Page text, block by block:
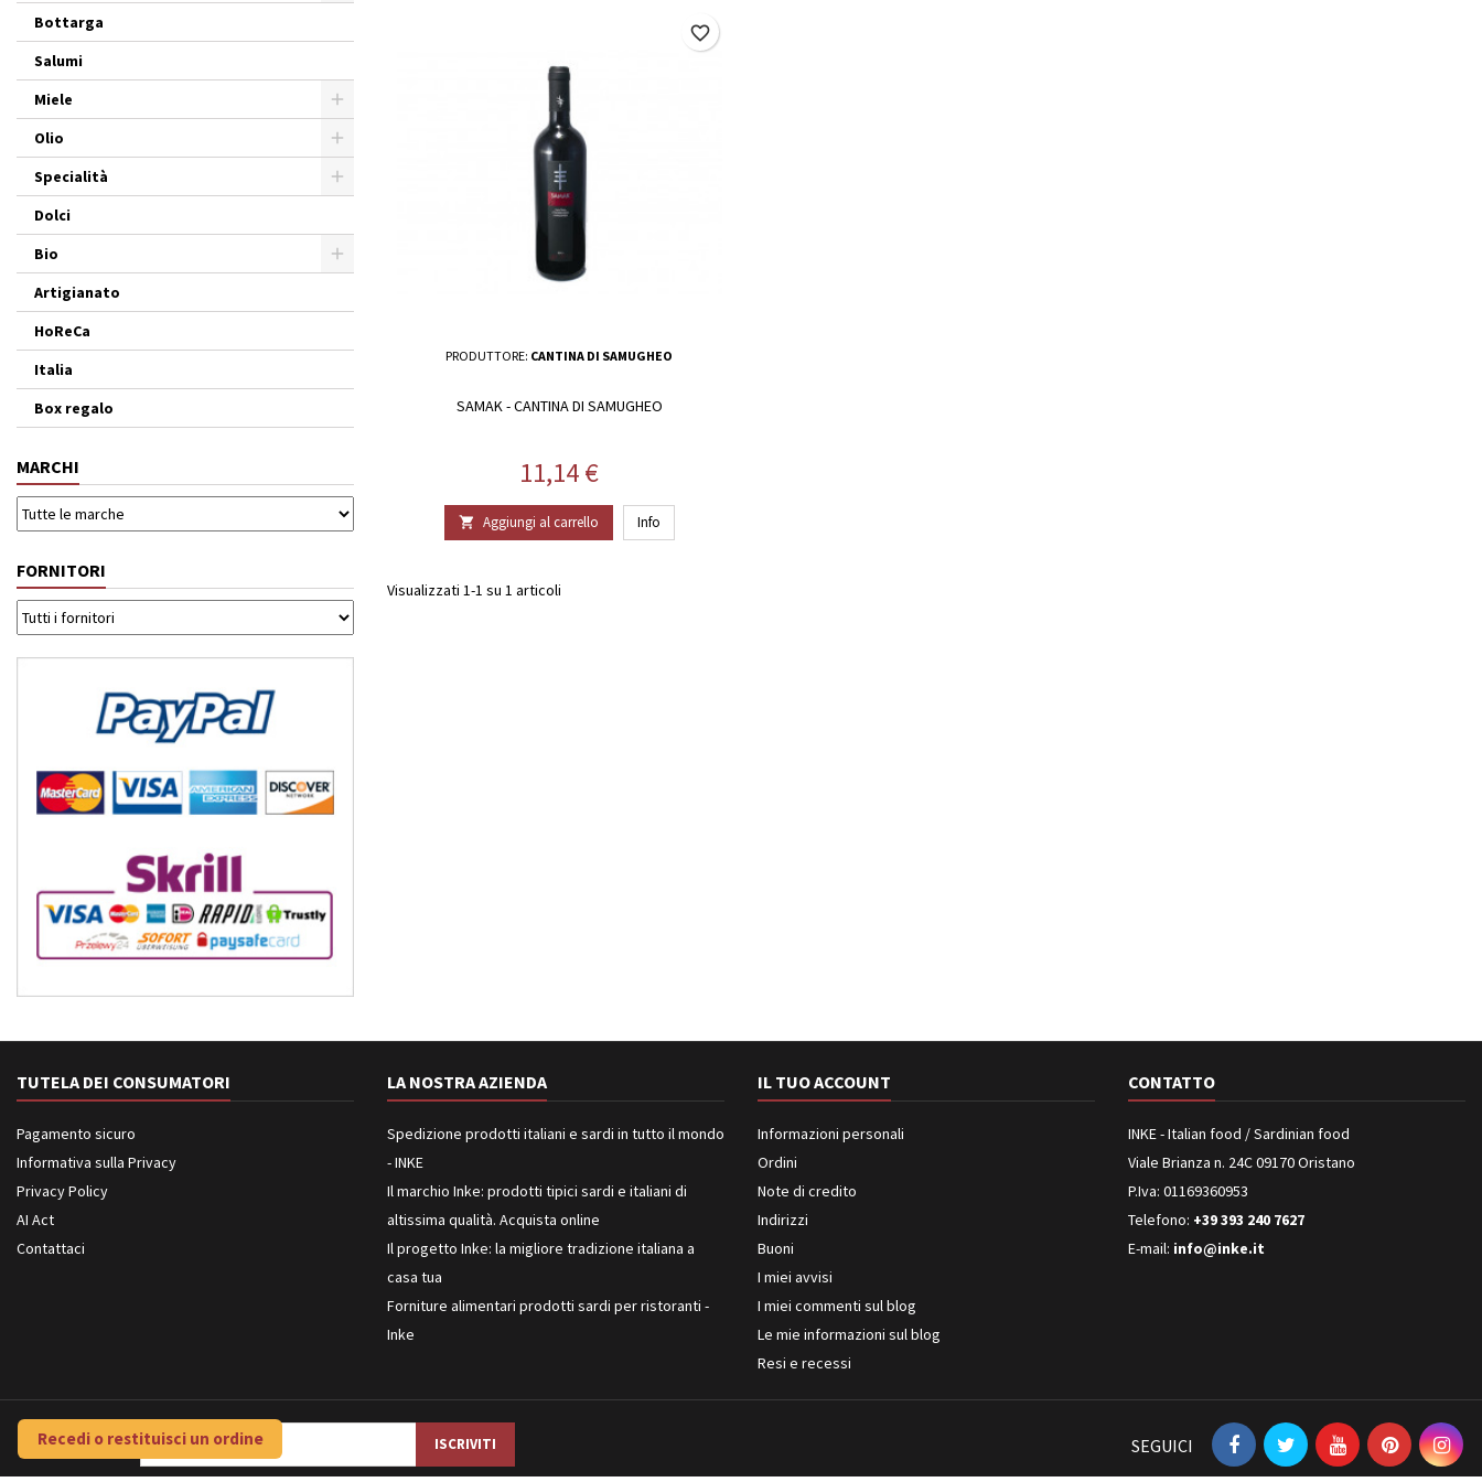
Bottarga
Salumi
Miele
Olio
Specialità
Dolci
Bio
Artigianato
HoReCa
Italia
Box regalo
MARCHI
FORNITORI
PRODUTTORE: CANTINA DI SAMUGHEO
SAMAK - CANTINA DI SAMUGHEO
Prezzo
11,14 €
 Aggiungi al carrello Info
favorite_border
Visualizzati 1-1 su 1 articoli
TUTELA DEI CONSUMATORI
Pagamento sicuro
Informativa sulla Privacy
Privacy Policy
AI Act
Contattaci
LA NOSTRA AZIENDA
Spedizione prodotti italiani e sardi in tutto il mondo
- INKE
Il marchio Inke: prodotti tipici sardi e italiani di
altissima qualità. Acquista online
Il progetto Inke: la migliore tradizione italiana a
casa tua
Forniture alimentari prodotti sardi per ristoranti -
Inke
IL TUO ACCOUNT
Informazioni personali
Ordini
Note di credito
Indirizzi
Buoni
I miei avvisi
I miei commenti sul blog
Le mie informazioni sul blog
Resi e recessi
CONTATTO
INKE - Italian food / Sardinian food
Viale Brianza n. 24C 09170 Oristano
P.Iva: 01169360953
Telefono: +39 393 240 7627
E-mail: info@inke.it
NEWSLETTER SEGUICI
Recedi o restituisci un ordine